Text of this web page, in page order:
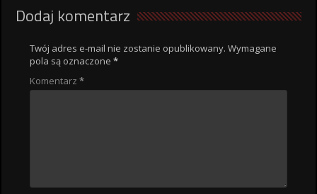
Dodaj komentarz
Twój adres e-mail nie zostanie opublikowany. Wymagane
pola są oznaczone*
Komentarz*